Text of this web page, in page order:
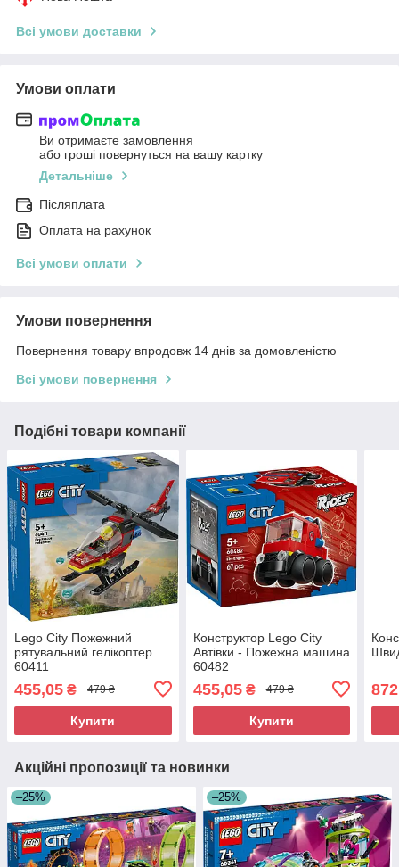
Всі умови доставки
Умови оплати
Ви отримаєте замовлення
або гроші повернуться на вашу картку
Детальніше
Післяплата
Оплата на рахунок
Всі умови оплати
Умови повернення
Повернення товару впродовж 14 днів за домовленістю
Всі умови повернення
Подібні товари компанії
Lego City Пожежний
рятувальний гелікоптер
60411
455,05 ₴ 479 ₴
Купити
Конструктор Lego City
Автівки - Пожежна машина
60482
455,05₴ 479 ₴
Купити
Акційні пропозиції та новинки
–25% –25%